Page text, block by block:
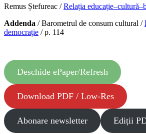
Remus Ștefureac /Relația
Addenda / Barometrul de consum cultural /
democrație / p. 114
Deschide ePaper/Refresh
Download PDF / Low-Res
Abonare newsletter Ediții